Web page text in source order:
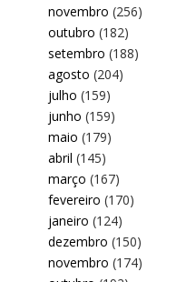
novembro (256)
outubro (182)
setembro (188)
agosto (204)
julho (159)
junho (159)
maio (179)
abril (145)
março (167)
fevereiro (170)
janeiro (124)
dezembro (150)
novembro (174)